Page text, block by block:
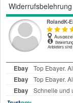
Widerrufsbelehrung